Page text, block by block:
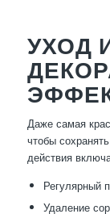
УХОД
Даже самая
чтобы
действия
Регулярный
Удаление